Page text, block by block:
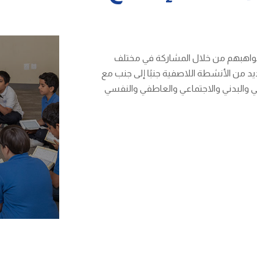
من خلال المشاركة في مختلف
من الأنشطة اللاصفية جنبًا إلى جنب مع
والبدني والاجتماعي والعاطفي والنفسي